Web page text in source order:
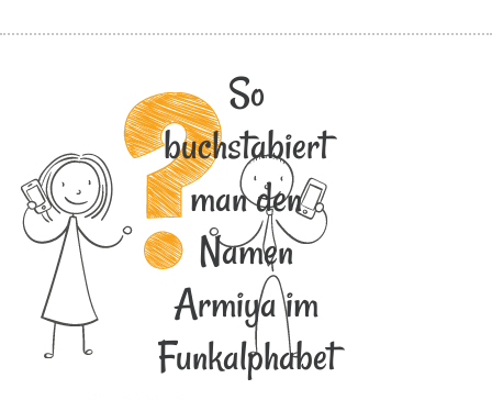
So
buchstabiert
man den
Namen
Armiya im
Funkalphabet